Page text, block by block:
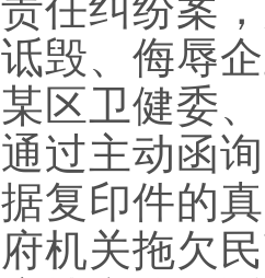
诋毁、侮辱
某区卫健委
通过主动函
据复印件的
府机关拖欠